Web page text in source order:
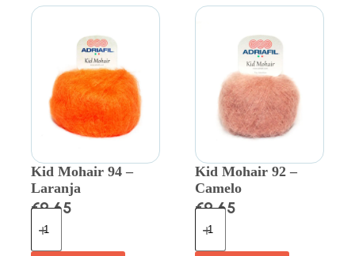
Kid Mohair 94 –
Laranja
€9.65
Kid Mohair 92 –
Camelo
€9.65